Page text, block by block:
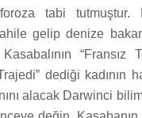
tabi tutmuştur.
gelip denize
dediği kadının
alacak Darwinci